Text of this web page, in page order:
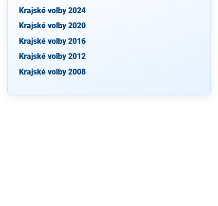
Krajské volby 2024
Krajské volby 2020
Krajské volby 2016
Krajské volby 2012
Krajské volby 2008